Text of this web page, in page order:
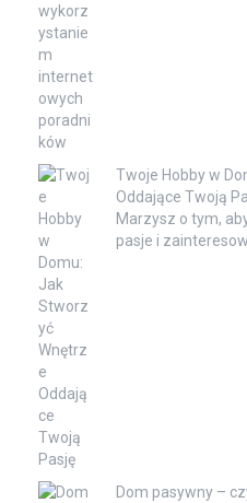
Twoje Hobby w
Oddające Twoją
Marzysz o tym,
pasje i
Dom pasywny –